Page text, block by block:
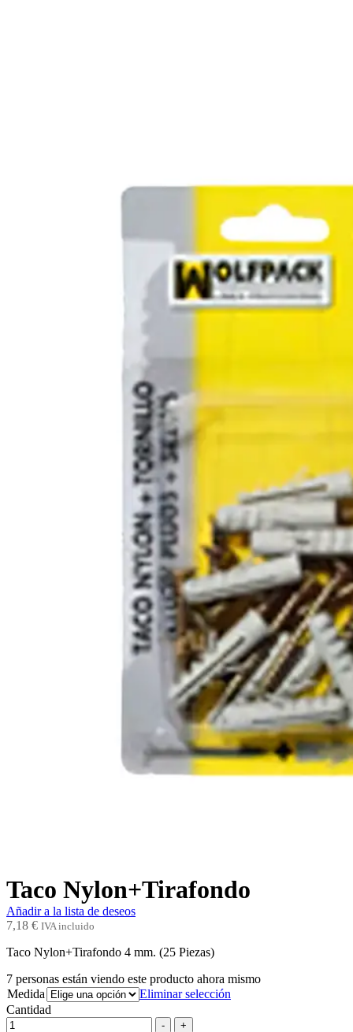
Taco Nylon+Tirafondo
Añadir a la lista de deseos
7,18 € IVA incluido
Taco Nylon+Tirafondo 4 mm. (25 Piezas)
7 personas están viendo este producto ahora mismo
Medida
Eliminar selección
Cantidad
-
+